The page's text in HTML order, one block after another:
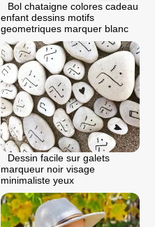
Bol chataigne colores cadeau
enfant dessins motifs
geometriques marquer blanc
Dessin facile sur galets
marqueur noir visage
minimaliste yeux